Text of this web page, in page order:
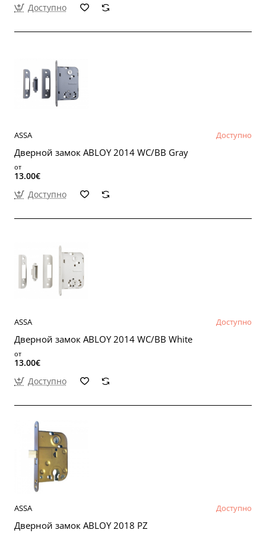
Доступно
ASSA Доступно
Дверной замок ABLOY 2014 WC/BB Gray
от
13.00€
Доступно
ASSA Доступно
Дверной замок ABLOY 2014 WC/BB White
от
13.00€
Доступно
ASSA Доступно
Дверной замок ABLOY 2018 PZ